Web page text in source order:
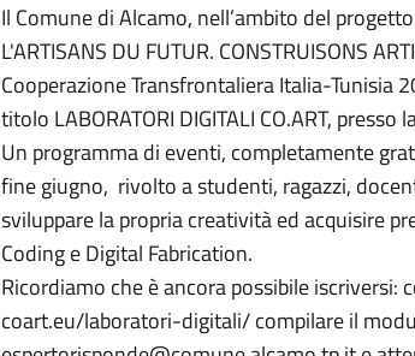
Il Comune di Alcamo, nell’ambito del
L'ARTISANS DU FUTUR. CONSTRUISONS
Cooperazione Transfrontaliera Italia-
titolo LABORATORI DIGITALI CO.ART, presso
Un programma di eventi, completamente
fine giugno, rivolto a studenti, ragazzi,
sviluppare la propria creatività ed acquisire
Coding e Digital Fabrication.
Ricordiamo che è ancora possibile
coart.eu/laboratori-digitali/ compilare il